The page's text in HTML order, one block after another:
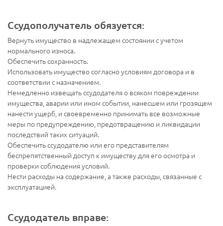
Ссудополучатель обязуется:
Вернуть имущество в надлежащем состоянии с учетом
нормального износа.
Обеспечить сохранность.
Использовать имущество согласно условиям договора и в
соответствии с назначением.
Немедленно извещать ссудодателя о всяком повреждении
имущества, аварии или ином событии, нанесшем или грозящем
нанести ущерб, и своевременно принимать все возможные
меры по предупреждению, предотвращению и ликвидации
последствий таких ситуаций.
Обеспечить ссудодателю или его представителям
беспрепятственный доступ к имуществу для его осмотра и
проверки соблюдения условий.
Нести расходы на содержание, а также расходы, связанные с
эксплуатацией.
Ссудодатель вправе: